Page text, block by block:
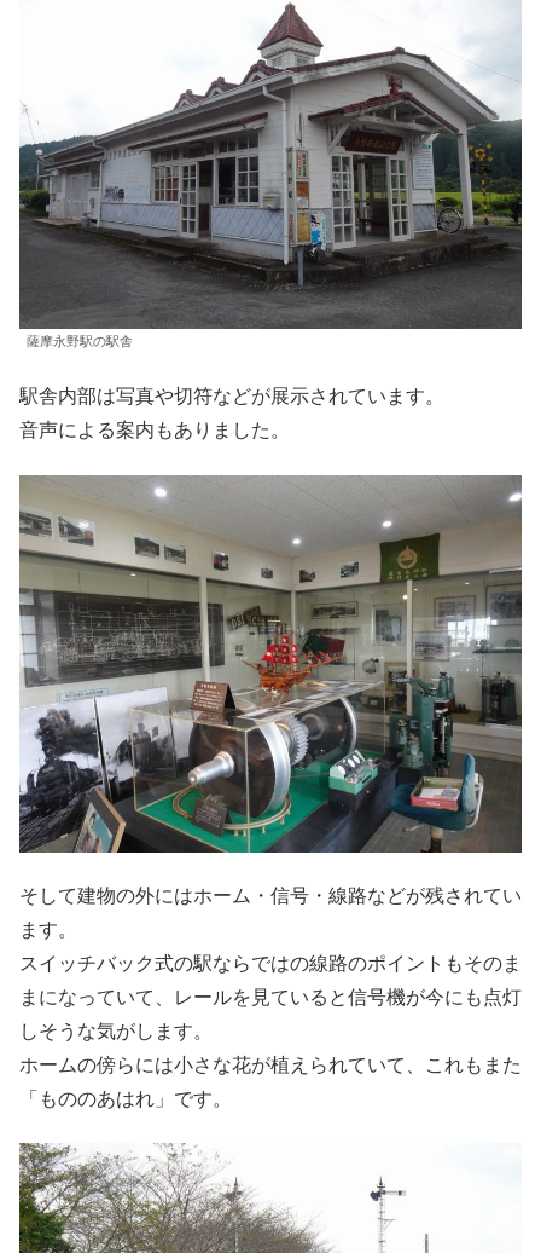
薩摩永野駅の駅舎
駅舎内部は写真や切符などが展示されています。
音声による案内もありました。
そして建物の外にはホーム・信号・線路などが残されてい
ます。
スイッチバック式の駅ならではの線路のポイントもそのま
まになっていて、レールを見ていると信号機が今にも点灯
しそうな気がします。
ホームの傍らには小さな花が植えられていて、これもまた
「もののあはれ」です。